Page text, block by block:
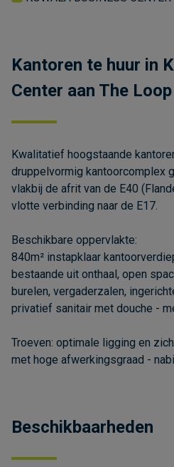
Kantoren te huur in
Center aan The
Kwalitatief hoogstaande
druppelvormig kantoorcomplex
vlakbij de afrit van de E40
vlotte verbinding naar de E17.
Beschikbare oppervlakte:
840m² instapklaar
bestaande uit onthaal, open
burelen, vergaderzalen,
privatief sanitair met douche -
Troeven: optimale ligging en
met hoge afwerkingsgraad -
Beschikbaarheden